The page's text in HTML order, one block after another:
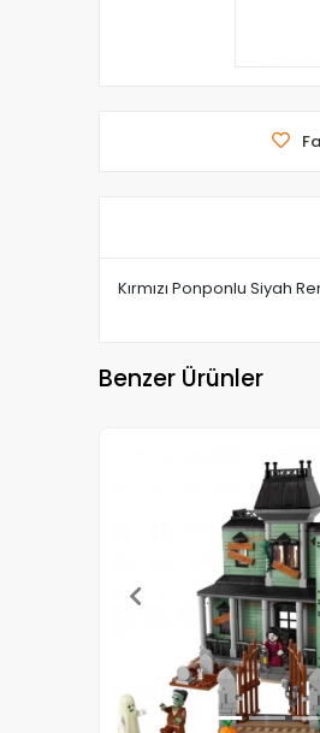
Kırmızı Ponponlu Siyah
Benzer Ürünler